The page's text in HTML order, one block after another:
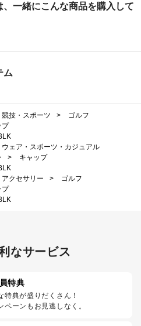
一緒にこんな商品を購入して
ム
競技・スポーツ >
ゴルフ
プ
ウェア・スポーツ・カジュアル
>
キャップ
アクセサリー >
ゴルフ
プ
なサービス
特典
特典が盛りだくさん！
ーンもお見逃しなく。